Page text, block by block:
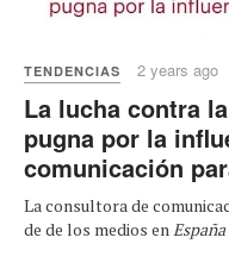
TENDENCIAS 2 years ago
La lucha contra
pugna por la
comunicación
La consultora de
de de los medios en España